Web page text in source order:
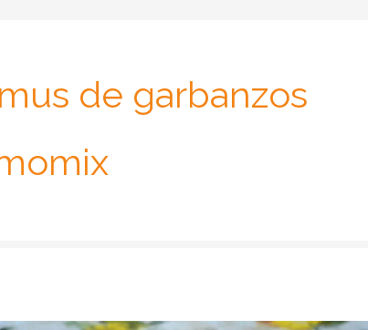
de garbanzos